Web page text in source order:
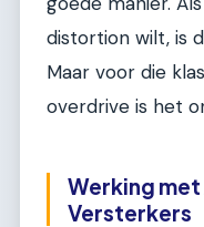
distortion wilt, is
Maar voor die
overdrive is het
Werking met
Versterkers